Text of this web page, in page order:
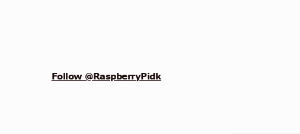
Follow @RaspberryPidk